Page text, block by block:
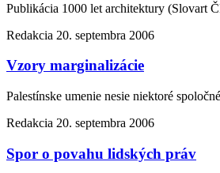
Publikácia 1000 let architektury (Slovart
Redakcia 20. septembra 2006
Vzory marginalizácie
Palestínske umenie nesie niektoré
Redakcia 20. septembra 2006
Spor o povahu lidských práv